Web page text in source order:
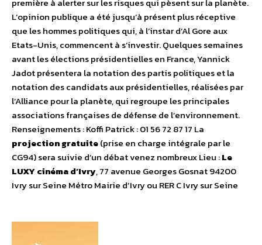
première à alerter sur les risques qui pèsent sur la planète.
L’opinion publique a été jusqu’à présent plus réceptive
que les hommes politiques qui, à l’instar d’Al Gore aux
Etats-Unis, commencent à s’investir. Quelques semaines
avant les élections présidentielles en France, Yannick
Jadot présentera la notation des partis politiques et la
notation des candidats aux présidentielles, réalisées par
l’Alliance pour la planète, qui regroupe les principales
associations françaises de défense de l’environnement.
Renseignements : Koffi Patrick : 01 56 72 87 17 La
projection gratuite(prise en charge intégrale par le
CG94) sera suivie d’un débat venez nombreux Lieu :Le
LUXY cinéma d’Ivry, 77 avenue Georges Gosnat 94200
Ivry sur Seine Métro Mairie d’Ivry ou RER C Ivry sur Seine